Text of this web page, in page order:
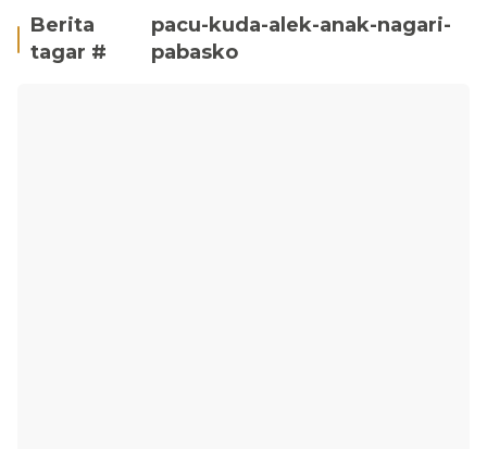
Berita
tagar #
pacu-kuda-alek-anak-nagari-
pabasko